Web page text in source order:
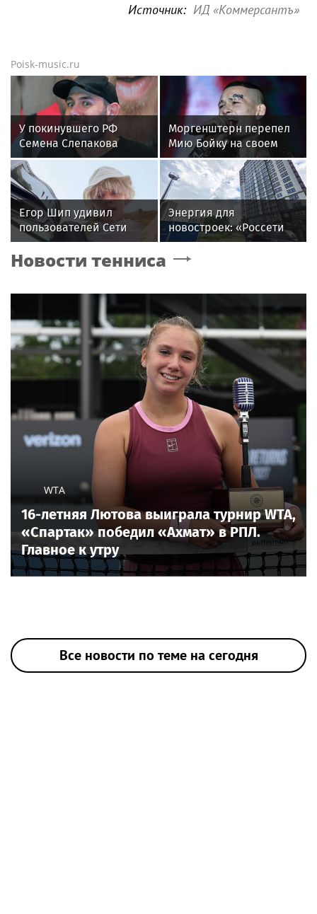
Источник: ИД «Коммерсантъ»
Poisk-music.ru
У покинувшего РФ
Семена Слепакова
нашли еще две
квартиры в Москве
Моргенштерн перепел
Мию Бойку на своем
концерте
Егор Шип удивил
пользователей Сети
кардинальной сменой
своего имиджа
Энергия для
новостроек: «Россети
Новосибирск»
обеспечили почти 12
Новости тенниса
WTA
16-летняя Лютова выиграла турнир WTA,
«Спартак» победил «Ахмат» в РПЛ.
Главное к утру
Все новости по теме на сегодня